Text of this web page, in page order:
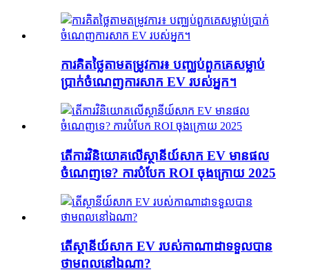
ការគិតថ្លៃតាមតម្រូវការ៖ បញ្ឈប់ពួកគេសម្លាប់
ប្រាក់ចំណេញការសាក EV របស់អ្នក។
តើការវិនិយោគលើស្ថានីយ៍សាក EV មានផល
ចំណេញទេ? ការបំបែក ROI ចុងក្រោយ 2025
តើស្ថានីយ៍សាក EV របស់កាណាដាទទួលបាន
ថាមពលនៅឯណា?